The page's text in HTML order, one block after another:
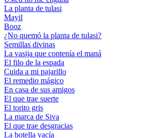
La planta de tulasi
Mayil
Booz
¿No quemó la planta de tulasi?
Semillas divinas
La vasija que contenía el maná
El filo de la espada
Cuida a mi pajarillo
El remedio mágico
En casa de sus amigos
El que trae suerte
El torito gris
La marca de Siva
El que trae desgracias
La botella vacía